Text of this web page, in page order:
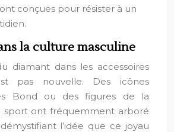
conçues pour résister à un
la culture masculine
diamant dans les accessoires
pas nouvelle. Des icônes
Bond ou des figures de la
sport ont fréquemment arboré
l’idée que ce joyau